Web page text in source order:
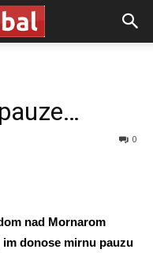
0
nad Mornarom
donose mirnu pauzu